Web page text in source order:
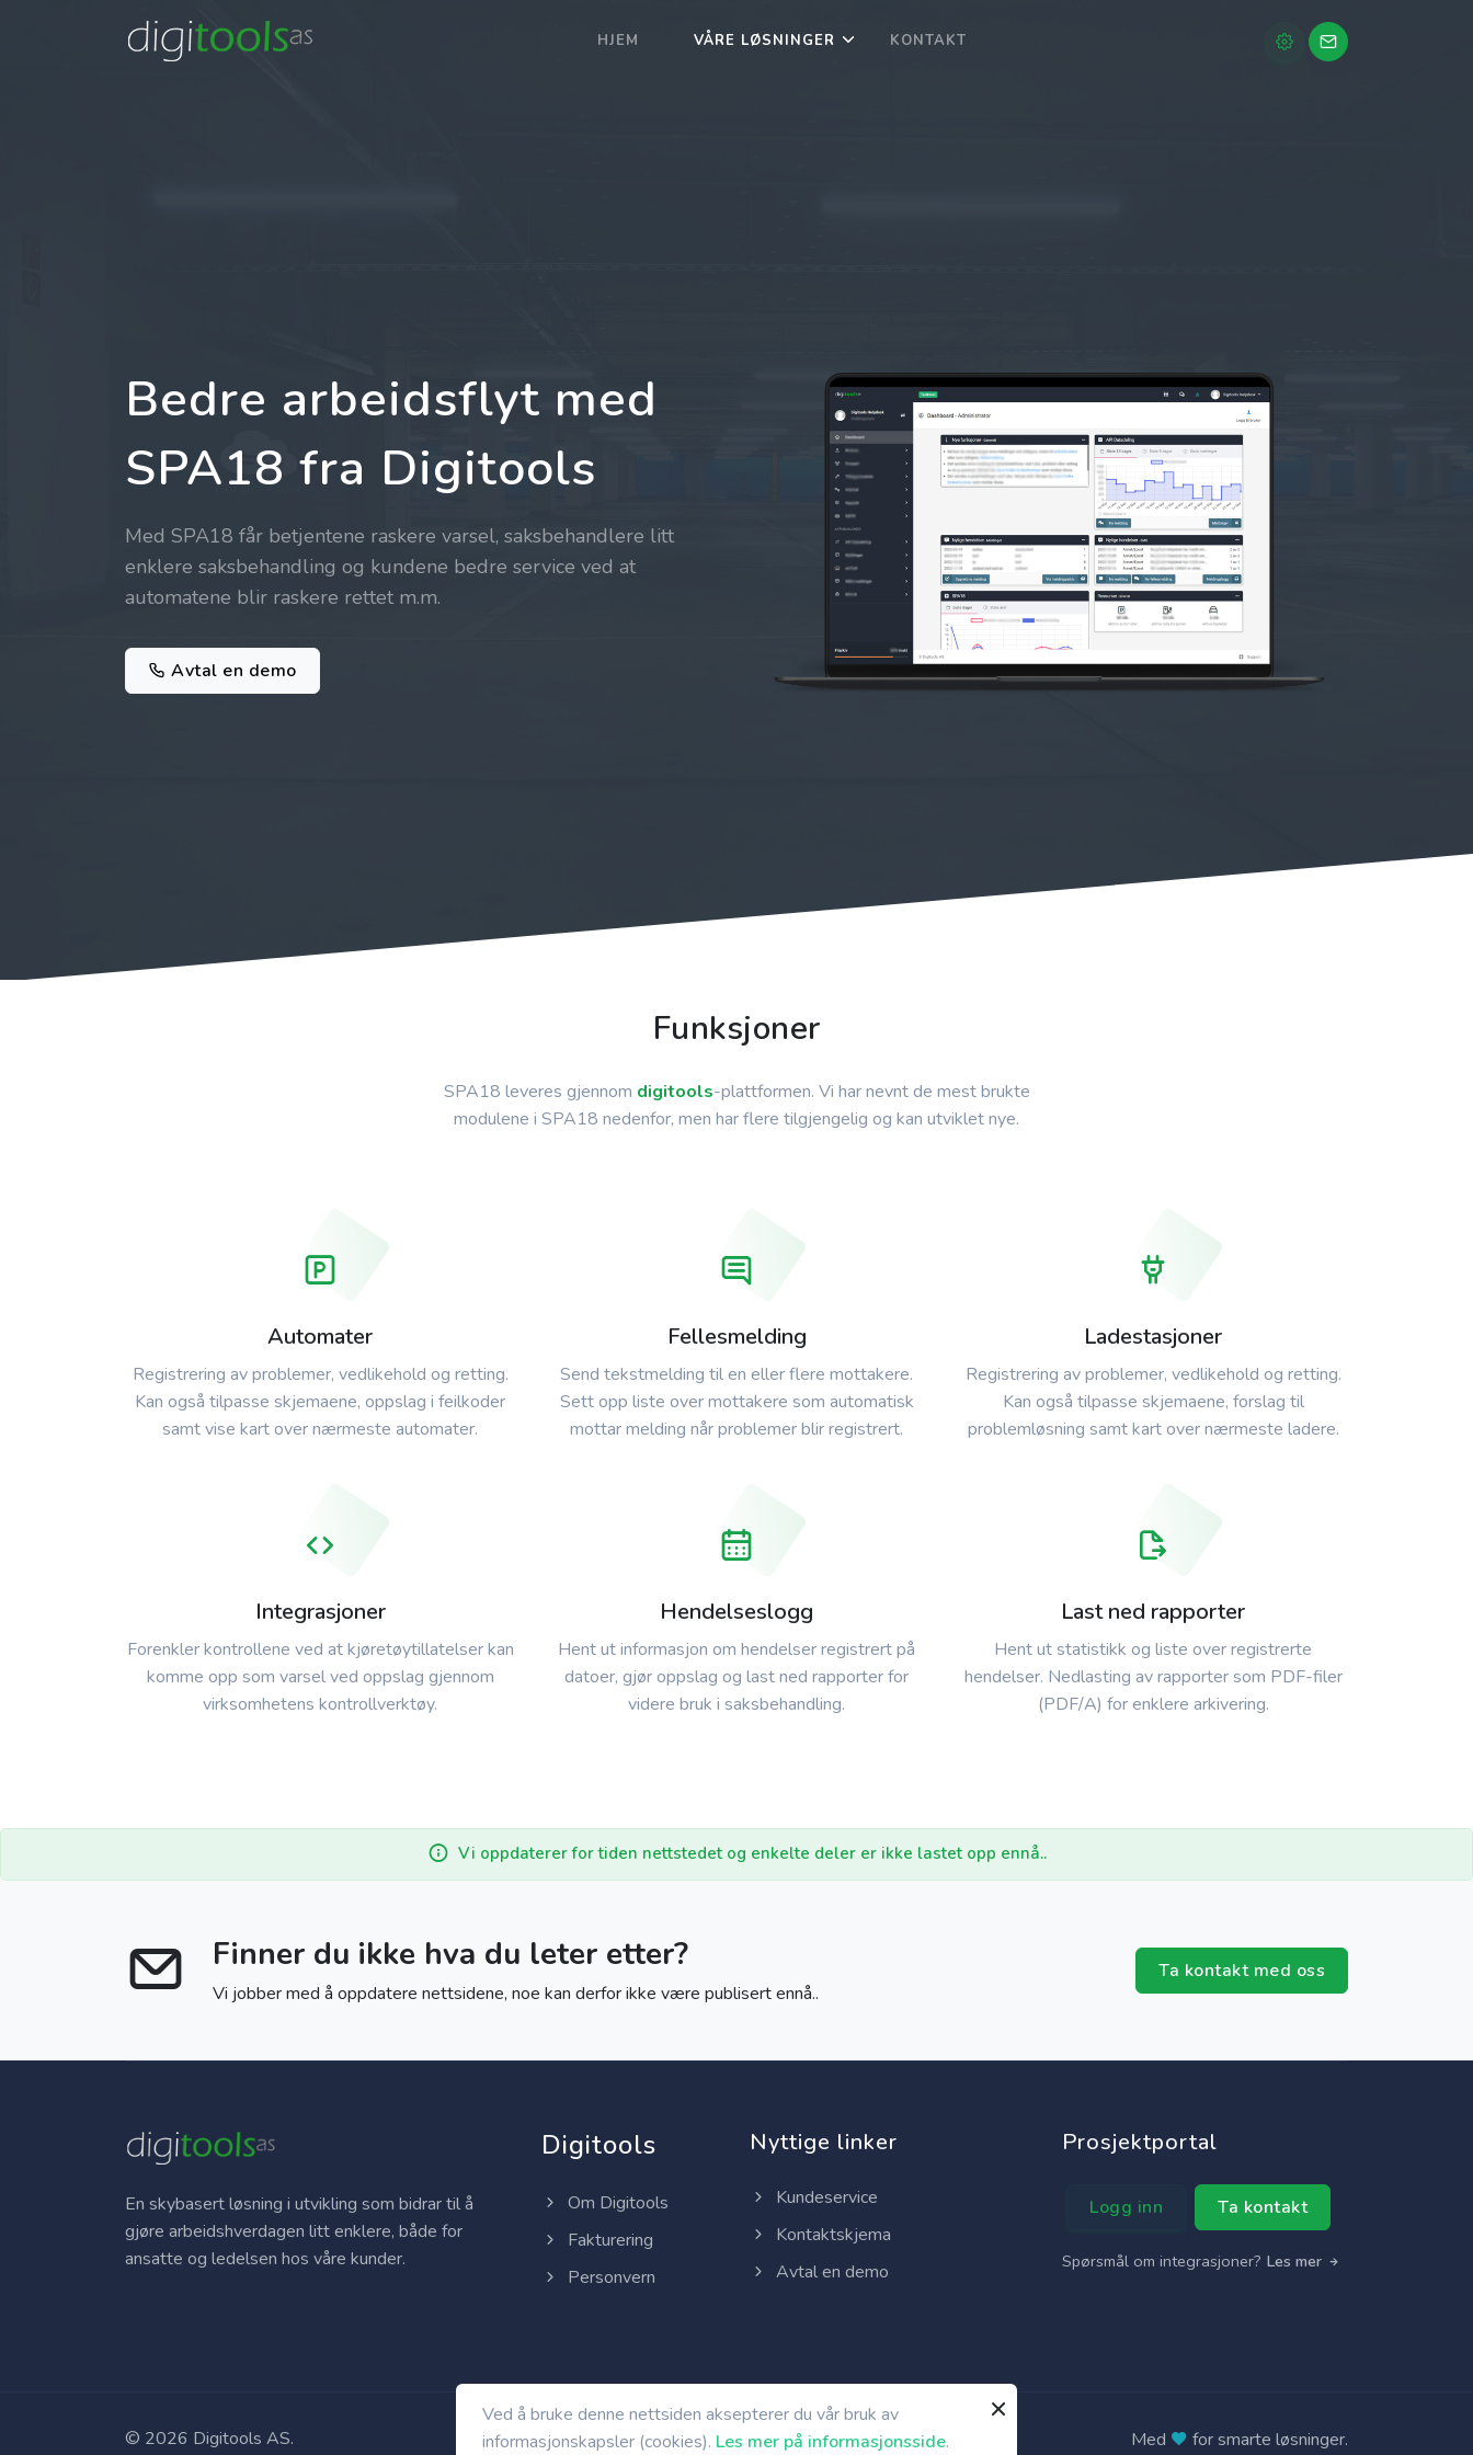
HJEM VÅRE LØSNINGER KONTAKT
Bedre arbeidsflyt med
SPA18 fra Digitools
Med SPA18 får betjentene raskere varsel, saksbehandlere litt
enklere saksbehandling og kundene bedre service ved at
automatene blir raskere rettet m.m.
Avtal en demo
Funksjoner
SPA18 leveres gjennom digitools-plattformen. Vi har nevnt de mest brukte
modulene i SPA18 nedenfor, men har flere tilgjengelig og kan utviklet nye.
Automater
Registrering av problemer, vedlikehold og retting.
Kan også tilpasse skjemaene, oppslag i feilkoder
samt vise kart over nærmeste automater.
Fellesmelding
Send tekstmelding til en eller flere mottakere.
Sett opp liste over mottakere som automatisk
mottar melding når problemer blir registrert.
Ladestasjoner
Registrering av problemer, vedlikehold og retting.
Kan også tilpasse skjemaene, forslag til
problemløsning samt kart over nærmeste ladere.
Integrasjoner
Forenkler kontrollene ved at kjøretøytillatelser kan
komme opp som varsel ved oppslag gjennom
virksomhetens kontrollverktøy.
Hendelseslogg
Hent ut informasjon om hendelser registrert på
datoer, gjør oppslag og last ned rapporter for
videre bruk i saksbehandling.
Last ned rapporter
Hent ut statistikk og liste over registrerte
hendelser. Nedlasting av rapporter som PDF-filer
(PDF/A) for enklere arkivering.
Vi oppdaterer for tiden nettstedet og enkelte deler er ikke lastet opp ennå..
Finner du ikke hva du leter etter?
Vi jobber med å oppdatere nettsidene, noe kan derfor ikke være publisert ennå..
Ta kontakt med oss
En skybasert løsning i utvikling som bidrar til å
gjøre arbeidshverdagen litt enklere, både for
ansatte og ledelsen hos våre kunder.
Digitools
Om Digitools
Fakturering
Personvern
Nyttige linker
Kundeservice
Kontaktskjema
Avtal en demo
Prosjektportal
Logg inn Ta kontakt
Spørsmål om integrasjoner? Les mer
© 2026 Digitools AS. Med forsmarte løsninger.
Ved å bruke denne nettsiden aksepterer du vår bruk av
informasjonskapsler (cookies). Les mer på informasjonsside.